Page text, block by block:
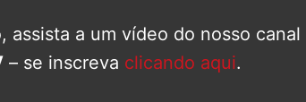
assista a um vídeo do nosso canal
– se inscreva clicando aqui.